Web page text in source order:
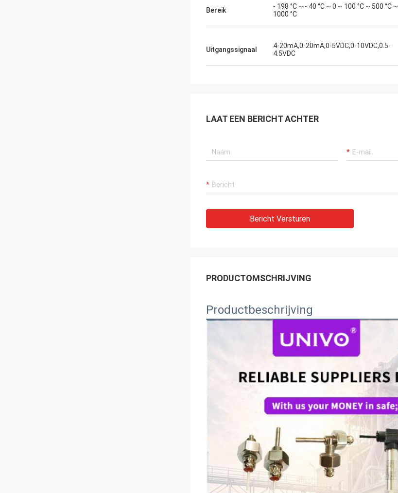
Bereik
- 198 °C ~ - 40 °C ~ 0 ~ 100 °C ~ 500 °C ~
1000 °C
Uitgangssignaal
4-20mA,0-20mA,0-5VDC,0-10VDC,0.5-
4.5VDC
LAAT EEN BERICHT ACHTER
Bericht Versturen
PRODUCTOMSCHRIJVING
Productbeschrijving